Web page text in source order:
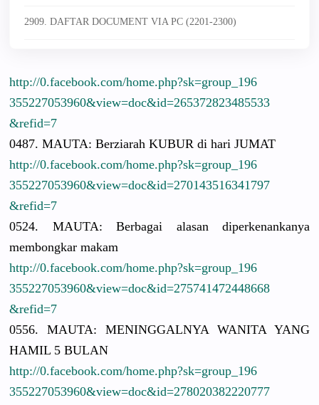
2909. DAFTAR DOCUMENT VIA PC (2201-2300)
http://0.facebook.com/home.php?sk=group_196
355227053960&view=doc&id=265372823485533
&refid=7
0487. MAUTA: Berziarah KUBUR di hari JUMAT
http://0.facebook.com/home.php?sk=group_196
355227053960&view=doc&id=270143516341797
&refid=7
0524. MAUTA: Berbagai alasan diperkenankanya
membongkar makam
http://0.facebook.com/home.php?sk=group_196
355227053960&view=doc&id=275741472448668
&refid=7
0556. MAUTA: MENINGGALNYA WANITA YANG
HAMIL 5 BULAN
http://0.facebook.com/home.php?sk=group_196
355227053960&view=doc&id=278020382220777